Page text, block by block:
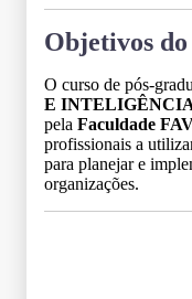
Objetivos
O curso de pós-
E
pela Faculdade
profissionais a
para planejar e
organizações.